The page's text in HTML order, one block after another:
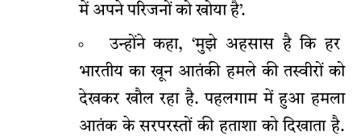
में अपने परिजनों को खोया है’.
उन्होंने कहा, ‘मुझे अहसास है कि हर
भारतीय का खून आतंकी हमले की तस्वीरों को
देखकर खौल रहा है. पहलगाम में हुआ हमला
आतंक के सरपरस्तों की हताशा को दिखाता है.